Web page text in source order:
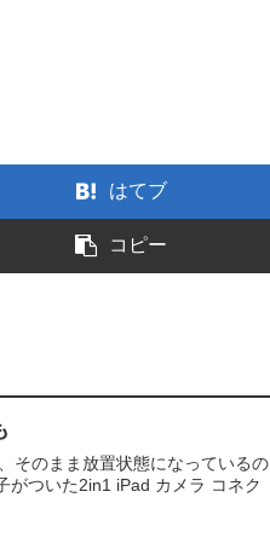
はてブ
コピー
そのまま放置状態になっているの
がついた2in1 iPad カメラ コネク